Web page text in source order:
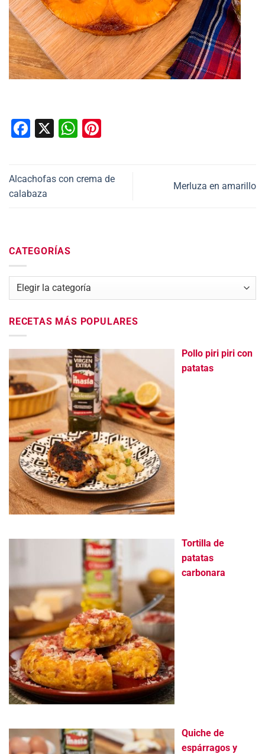
Facebook
X WhatsApp
Alcachofas con crema de
calabaza
Merluza en amarillo
CATEGORÍAS
Categorías
RECETAS MÁS POPULARES
Pollo piri piri con
patatas
Tortilla de
patatas
carbonara
Quiche de
espárragos y